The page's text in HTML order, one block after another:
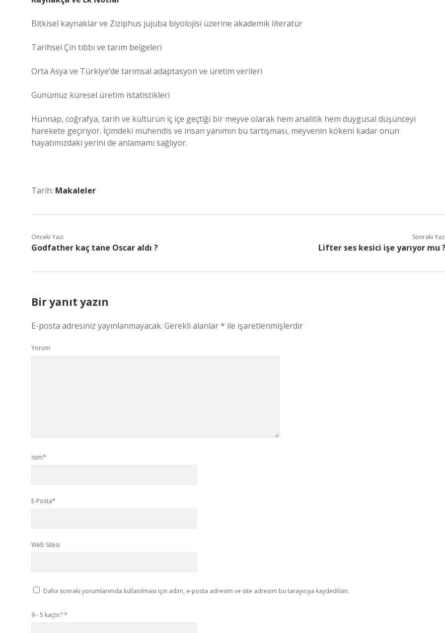
Bitkisel kaynaklar ve Ziziphus jujuba biyolojisi üzerine akademik literatür
Tarihsel Çin tıbbı ve tarım belgeleri
Orta Asya ve Türkiye’de tarımsal adaptasyon ve üretim verileri
Günümüz küresel üretim istatistikleri
Hünnap, coğrafya, tarih ve kültürün iç içe geçtiği bir meyve olarak hem analitik hem duygusal düşünceyi
harekete geçiriyor. İçimdeki mühendis ve insan yanımın bu tartışması, meyvenin kökeni kadar onun
hayatımızdaki yerini de anlamamı sağlıyor.
Tarih: Makaleler
Önceki Yazı
Godfather kaç tane Oscar aldı ?
Sonraki
Lifter ses kesici işe yarıyor mu
Bir yanıt yazın
E-posta adresiniz yayınlanmayacak. Gerekli alanlar* ile işaretlenmişlerdir
Yorum
İsim*
E-Posta*
Web Sitesi
Daha sonraki yorumlarımda kullanılması için adım, e-posta adresim ve site adresim bu tarayıcıya kaydedilsin.
9 - 5 kaçtır?*